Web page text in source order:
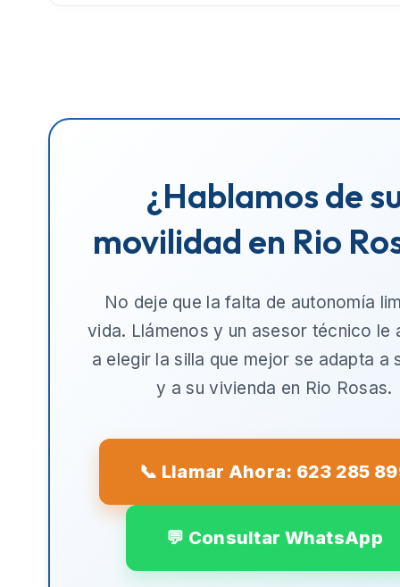
¿Hablamos de
movilidad en Rio
No deje que la falta de autonomía
vida. Llámenos y un asesor técnico le
a elegir la silla que mejor se adapta a
y a su vivienda en Rio Rosas.
📞 Llamar Ahora: 623 285
💬 Consultar WhatsApp